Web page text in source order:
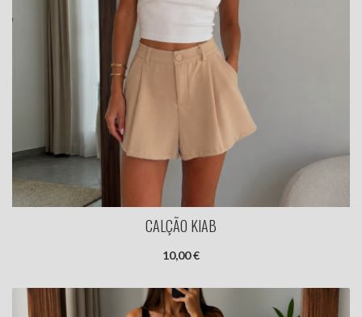
CALÇÃO KIAB
10,00 €